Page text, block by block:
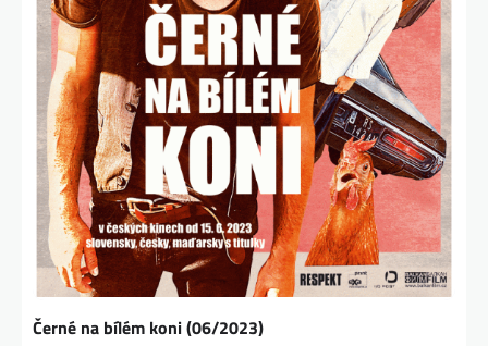
Černé na bílém koni (06/2023)